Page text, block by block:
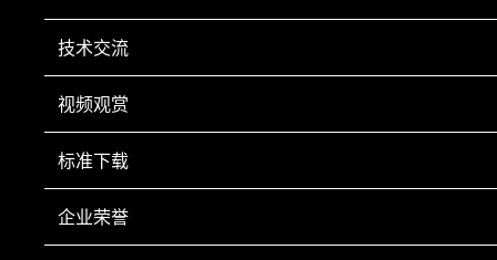
技术交流
视频观赏
标准下载
企业荣誉
20001023号-1 营业执照
电话：0412-8252920 0412-8252930 传真：0412-8246602 手机：13050084